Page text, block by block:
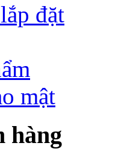
đặt
mật
hàng